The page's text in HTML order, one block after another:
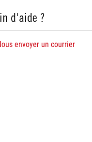
d'aide ?
envoyer un courrier